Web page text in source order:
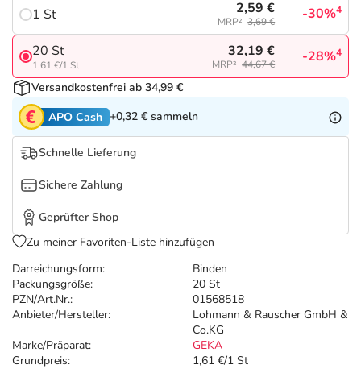
Tierapotheke
Vitamine & Mineralstoffe
Marken
Salus Deals
Darreichungsform:
Binden
Packungsgröße:
20 St
PZN/Art.Nr.:
01568518
Anbieter/Hersteller:
Lohmann & Rauscher GmbH &
Co.KG
Marke/Präparat:
GEKA
Grundpreis:
1,61 €/1 St
1 St 2,59 €
MRP² 3,69 € -30%4
20 St
1,61 €/1 St
32,19 €
MRP² 44,67 € -28%4
Versandkostenfrei ab 34,99 €
APO Cash +0,32 € sammeln
Schnelle Lieferung
Sichere Zahlung
Geprüfter Shop
Zu meiner Favoriten-Liste hinzufügen